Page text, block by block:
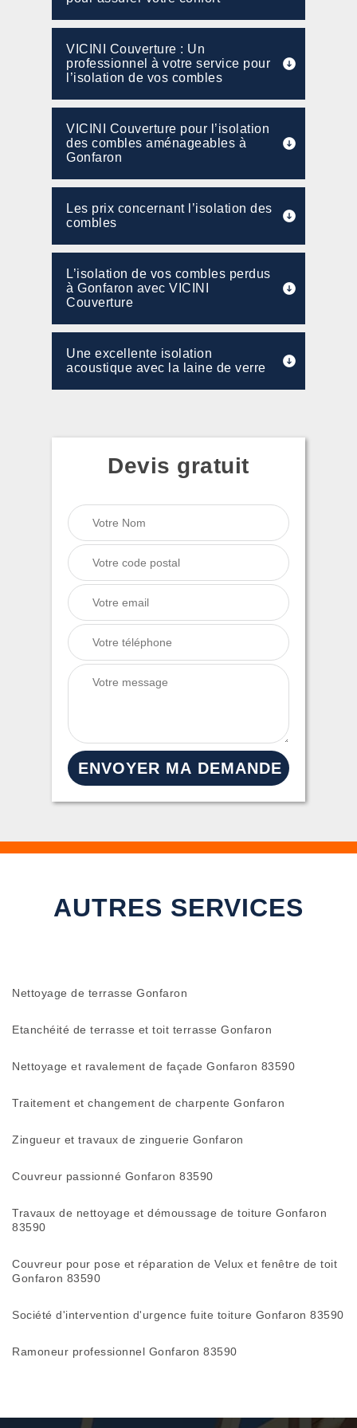
VICINI Couverture : Un
professionnel à votre service pour
l’isolation de vos combles
VICINI Couverture pour l’isolation
des combles aménageables à
Gonfaron
Les prix concernant l’isolation des
combles
L’isolation de vos combles perdus
à Gonfaron avec VICINI
Couverture
Une excellente isolation
acoustique avec la laine de verre
Devis gratuit
AUTRES SERVICES
Nettoyage de terrasse Gonfaron
Etanchéité de terrasse et toit terrasse Gonfaron
Nettoyage et ravalement de façade Gonfaron 83590
Traitement et changement de charpente Gonfaron
Zingueur et travaux de zinguerie Gonfaron
Couvreur passionné Gonfaron 83590
Travaux de nettoyage et démoussage de toiture Gonfaron
83590
Couvreur pour pose et réparation de Velux et fenêtre de toit
Gonfaron 83590
Société d'intervention d'urgence fuite toiture Gonfaron 83590
Ramoneur professionnel Gonfaron 83590